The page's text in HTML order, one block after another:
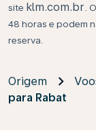
site klm.com.br .
48 horas e podem
reserva.
Origem
para Rabat